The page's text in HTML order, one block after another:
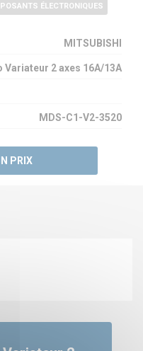
ÉLECTRONIQUES
MITSUBISHI
Variateur 2 axes 16A/13A
MDS-C1-V2-3520
PRIX